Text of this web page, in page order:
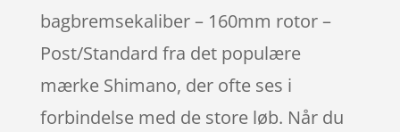
bagbremsekaliber – 160mm rotor –
Post/Standard fra det populære
mærke Shimano, der ofte ses i
forbindelse med de store løb. Når du